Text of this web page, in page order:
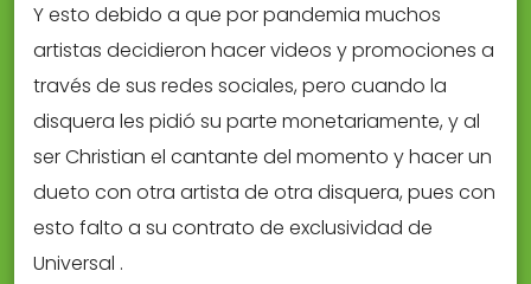
Y esto debido a que por pandemia muchos
artistas decidieron hacer videos y promociones a
través de sus redes sociales, pero cuando la
disquera les pidió su parte monetariamente, y al
ser Christian el cantante del momento y hacer un
dueto con otra artista de otra disquera, pues con
esto falto a su contrato de exclusividad de
Universal .